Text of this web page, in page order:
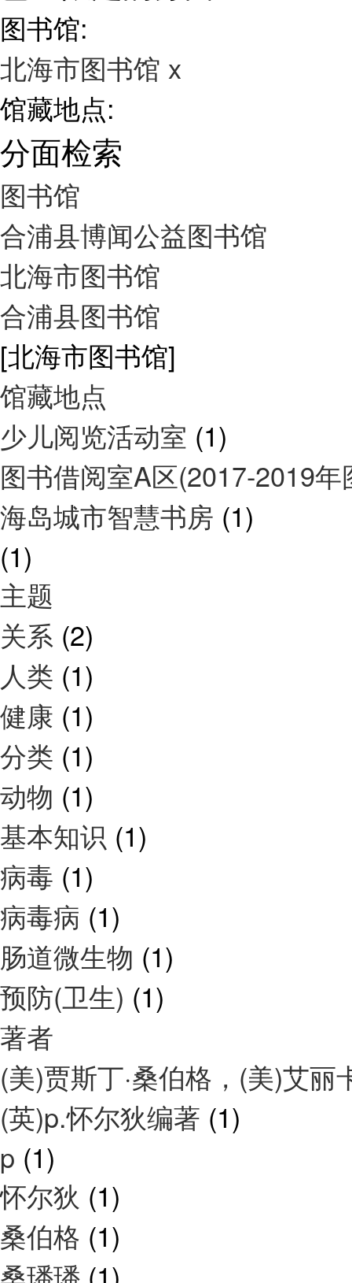
图书馆:
北海市图书馆 x
馆藏地点:
分面检索
图书馆
合浦县博闻公益图书馆
北海市图书馆
合浦县图书馆
[北海市图书馆]
馆藏地点
少儿阅览活动室 (1)
图书借阅室A区(2017-2019
海岛城市智慧书房 (1)
(1)
主题
关系 (2)
人类 (1)
健康 (1)
分类 (1)
动物 (1)
基本知识 (1)
病毒 (1)
病毒病 (1)
肠道微生物 (1)
预防(卫生) (1)
著者
(美)贾斯丁·桑伯格，(美)艾丽
(英)p.怀尔狄编著 (1)
p (1)
怀尔狄 (1)
桑伯格 (1)
桑璠璠 (1)